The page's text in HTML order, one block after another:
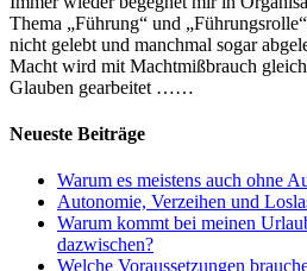
Thema „Führung“ und
nicht gelebt und manchmal sogar
Macht wird mit Machtmißbrauch
Glauben gearbeitet ……
Neueste Beiträge
Warum es meistens auch ohne
Autonomie, Verzeihen und
Warum kommt bei meinen
dazwischen?
Welche Voraussetzungen